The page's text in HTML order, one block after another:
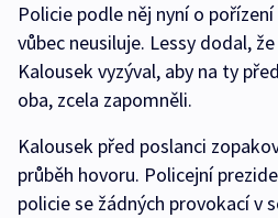
Policie podle něj nyní o
vůbec neusiluje. Lessy dodal,
Kalousek vyzýval, aby na ty
oba, zcela zapomněli.
Kalousek před poslanci
průběh hovoru. Policejní
policie se žádných provokací v